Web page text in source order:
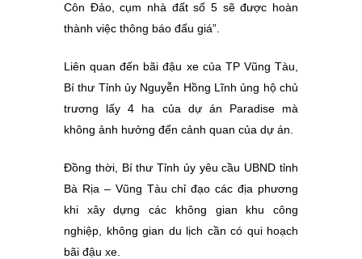
Côn Đảo, cụm nhà đất số 5 sẽ được hoàn
thành việc thông báo đấu giá”.
Liên quan đến bãi đậu xe của TP Vũng Tàu,
Bí thư Tỉnh ủy Nguyễn Hồng Lĩnh ủng hộ chủ
trương lấy 4 ha của dự án Paradise mà
không ảnh hưởng đến cảnh quan của dự án.
Đồng thời, Bí thư Tỉnh ủy yêu cầu UBND tỉnh
Bà Rịa – Vũng Tàu chỉ đạo các địa phương
khi xây dựng các không gian khu công
nghiệp, không gian du lịch cần có qui hoạch
bãi đậu xe.